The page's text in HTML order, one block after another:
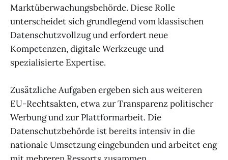
Marktüberwachungsbehörde. Diese Rolle
unterscheidet sich grundlegend vom klassischen
Datenschutzvollzug und erfordert neue
Kompetenzen, digitale Werkzeuge und
spezialisierte Expertise.
Zusätzliche Aufgaben ergeben sich aus weiteren
EU-Rechtsakten, etwa zur Transparenz politischer
Werbung und zur Plattformarbeit. Die
Datenschutzbehörde ist bereits intensiv in die
nationale Umsetzung eingebunden und arbeitet eng